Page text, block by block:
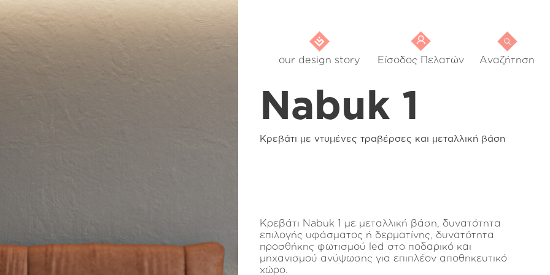
our design story Είσοδος Πελατών Αναζήτηση
Nabuk 1
Κρεβάτι με ντυμένες τραβέρσες και μεταλλική βάση
Κρεβάτι Nabuk 1 με μεταλλική βάση, δυνατότητα
επιλογής υφάσματος ή δερματίνης, δυνατότητα
προσθήκης φωτισμού led στο ποδαρικό και
μηχανισμού ανύψωσης για επιπλέον αποθηκευτικό
χώρο.